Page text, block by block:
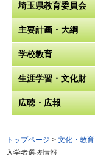
埼玉県教育委員会
主要計画・大綱
学校教育
生涯学習・文化財
広聴・広報
トップページ > 文化・教育
入学者選抜情報